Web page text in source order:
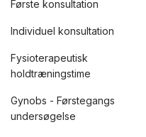
Første konsultation
Individuel konsultation
Fysioterapeutisk
holdtræningstime
Gynobs - Førstegangs
undersøgelse